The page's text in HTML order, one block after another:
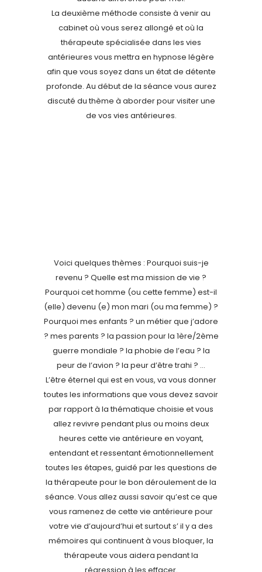
La deuxième méthode consiste à venir au
cabinet où vous serez allongé et où la
thérapeute spécialisée dans les vies
antérieures vous mettra en hypnose légère
afin que vous soyez dans un état de détente
profonde. Au début de la séance vous aurez
discuté du thème à aborder pour visiter une
de vos vies antérieures.
Voici quelques thèmes : Pourquoi suis-je
revenu ? Quelle est ma mission de vie ?
Pourquoi cet homme (ou cette femme) est-il
(elle) devenu (e) mon mari (ou ma femme) ?
Pourquoi mes enfants ? un métier que j’adore
? mes parents ? la passion pour la 1ère/2ème
guerre mondiale ? la phobie de l’eau ? la
peur de l’avion ? la peur d’être trahi ? …
L’être éternel qui est en vous, va vous donner
toutes les informations que vous devez savoir
par rapport à la thématique choisie et vous
allez revivre pendant plus ou moins deux
heures cette vie antérieure en voyant,
entendant et ressentant émotionnellement
toutes les étapes, guidé par les questions de
la thérapeute pour le bon déroulement de la
séance. Vous allez aussi savoir qu’est ce que
vous ramenez de cette vie antérieure pour
votre vie d’aujourd’hui et surtout s’ il y a des
mémoires qui continuent à vous bloquer, la
thérapeute vous aidera pendant la